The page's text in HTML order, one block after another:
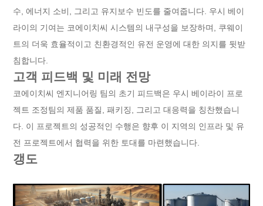
수, 에너지 소비, 그리고 유지보수 빈도를 줄여줍니다. 우시 베이
라이의 기여는 코에이치씨 시스템의 내구성을 보장하며, 쿠웨이
트의 더욱 효율적이고 친환경적인 유전 운영에 대한 의지를 뒷받
침합니다.
고객 피드백 및 미래 전망
코에이치씨 엔지니어링 팀의 초기 피드백은 우시 베이라이 프로
젝트 조정팀의 제품 품질, 패키징, 그리고 대응력을 칭찬했습니
다. 이 프로젝트의 성공적인 수행은 향후 이 지역의 인프라 및 유
전 프로젝트에서 협력을 위한 토대를 마련했습니다.
갱도